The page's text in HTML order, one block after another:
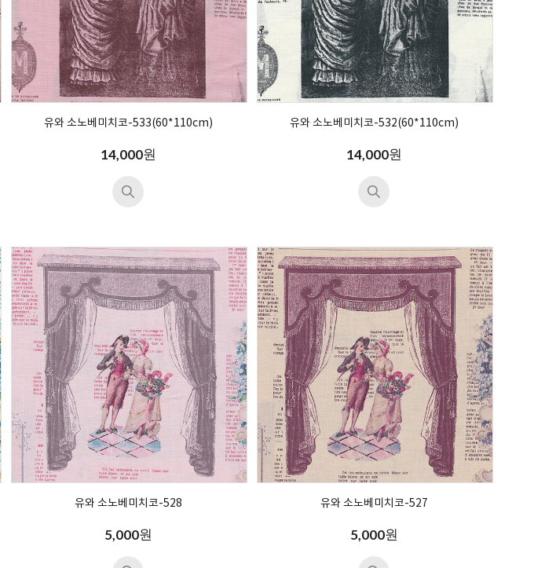
유와 소노베미치코-533(60*110cm)
14,000원
유와 소노베미치코-532(60*110cm)
14,000원
유와 소노베미치코-528
5,000원
유와 소노베미치코-527
5,000원